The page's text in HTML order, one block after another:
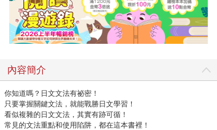
內容簡介
你知道嗎？日文文法有祕密！
只要掌握關鍵文法，就能戰勝日文學習！
看似複雜的日文文法，其實有跡可循！
常見的文法重點和使用陷阱，都在這本書裡！